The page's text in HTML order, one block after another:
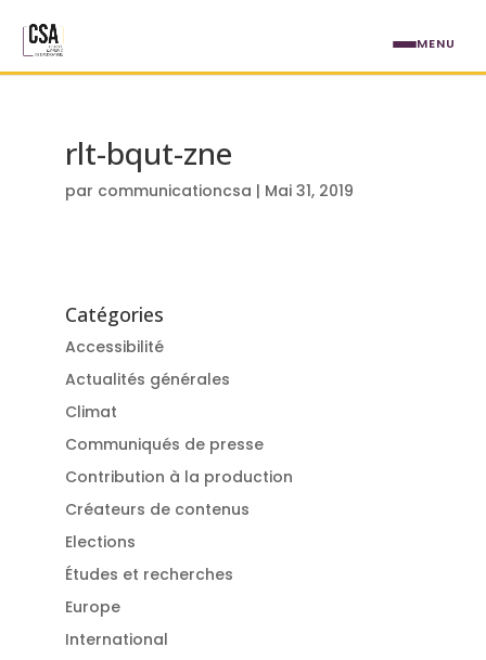
rlt-bqut-zne
par communicationcsa | Mai 31, 2019
Catégories
Accessibilité
Actualités générales
Climat
Communiqués de presse
Contribution à la production
Créateurs de contenus
Elections
Études et recherches
Europe
International
MENU